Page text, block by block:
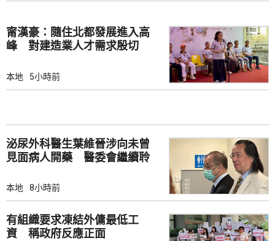
甯漢豪：隨住北都發展進入高
峰 對建造業人才需求殷切
本地 5小時前
泌尿外科醫生葉維晉涉向未曾
見面病人開藥 醫委會繼續聆
本地 8小時前
有組織要求凍結外傭最低工
資 稱政府反應正面